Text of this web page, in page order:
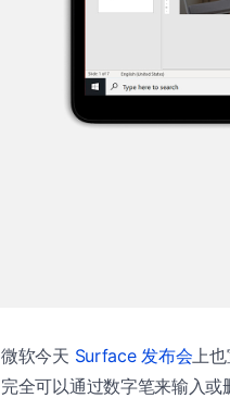
微软今天 Surface 发布会 上
完全可以通过数字笔来输入